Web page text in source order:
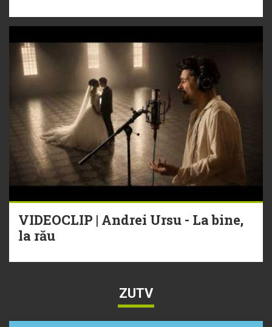
VIDEOCLIP | Andrei Ursu - La bine,
la rău
ZUTV